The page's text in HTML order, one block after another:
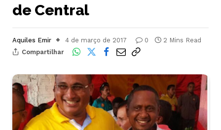
de Central
Aquiles Emir 4 de março de 2017 0
2 Mins Read
Compartilhar